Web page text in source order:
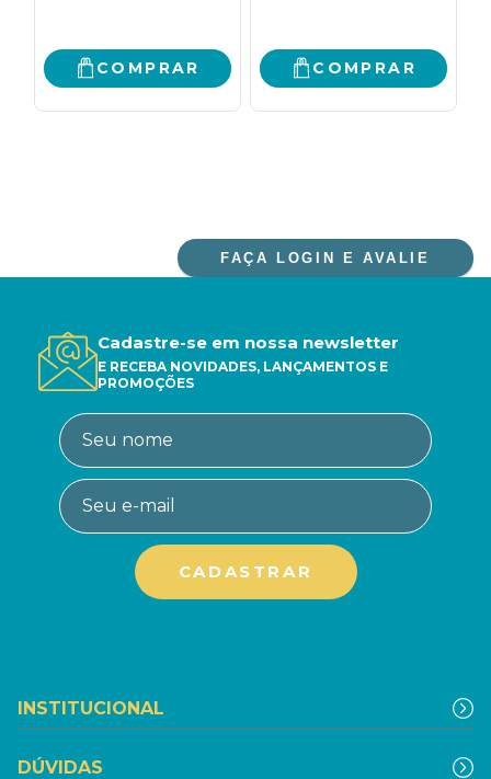
COMPRAR COMPRAR
FAÇA LOGIN E AVALIE
Cadastre-se em nossa newsletter
E RECEBA NOVIDADES, LANÇAMENTOS E
PROMOÇÕES
INSTITUCIONAL
DÚVIDAS